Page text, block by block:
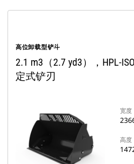
高位卸载型铲斗
2.1 m3（2.7 yd3），HPL-
定式铲刃
宽度
高度